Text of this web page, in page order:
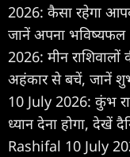
2026: कैसा रहेगा
जानें अपना भविष्यफल
2026: मीन राशिवालों
अहंकार से बचें, जानें
10 July 2026: कुंभ
ध्यान देना होगा, देखें
Rashifal 10 July